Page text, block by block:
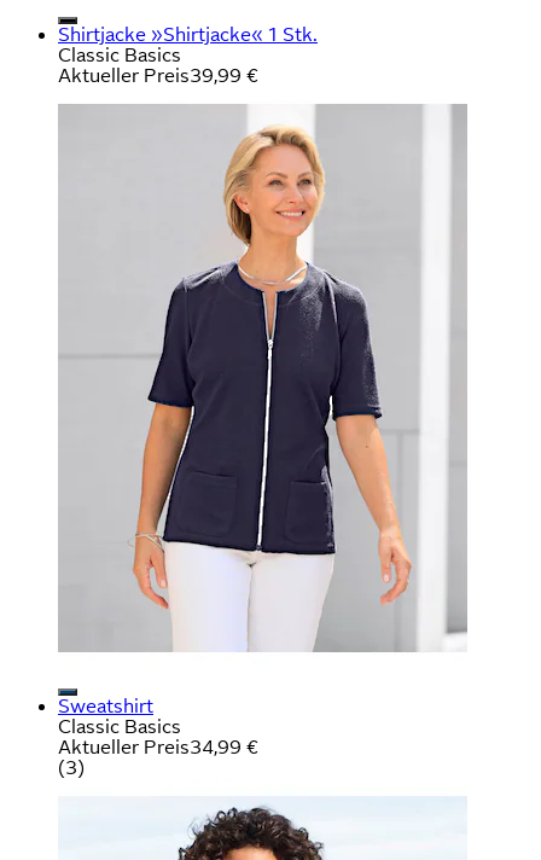
Shirtjacke »Shirtjacke« 1 Stk.
Classic Basics
Aktueller Preis39,99 €
Sweatshirt
Classic Basics
Aktueller Preis34,99 €
(3)